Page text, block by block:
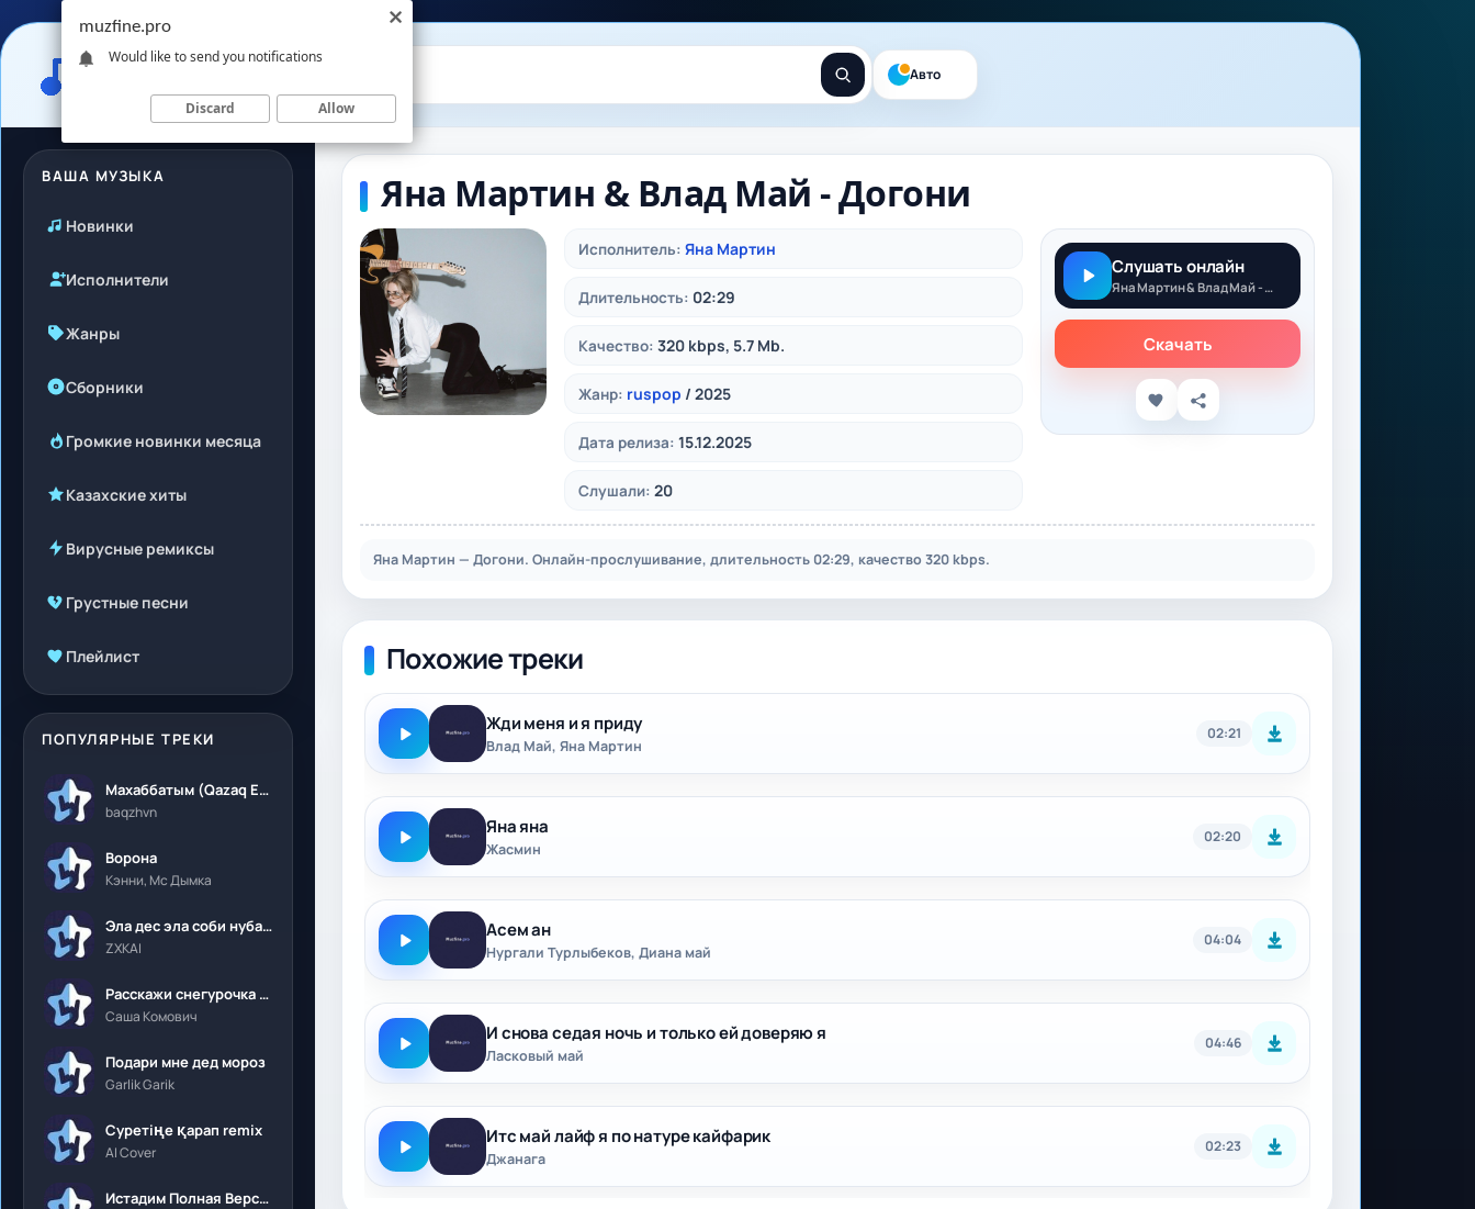
Авто
ВАША МУЗЫКА
Новинки
Исполнители
Жанры
Сборники
Громкие новинки месяца
Казахские хиты
Вирусные ремиксы
Грустные песни
Плейлист
ПОПУЛЯРНЫЕ ТРЕКИ
Махаббатым (Qazaq Edition)
baqzhvn
Ворона
Кэнни, Мс Дымка
Эла дес эла соби нубалеприсон
ZXKAI
Расскажи снегурочка где была
Саша Комович
Подари мне дед мороз
Garlik Garik
Суретіңе қарап remix
AI Cover
Истадим Полная Версия
Яна Мартин & Влад Май - Догони
Исполнитель: Яна Мартин
Длительность: 02:29
Качество: 320 kbps, 5.7 Mb.
Жанр: ruspop / 2025
Дата релиза: 15.12.2025
Слушали: 20
Слушать онлайн
Яна Мартин & Влад Май - Догони
Скачать
Яна Мартин — Догони. Онлайн-прослушивание, длительность 02:29, качество 320 kbps.
Похожие треки
Жди меня и я приду
Влад Май, Яна Мартин
02:21
Яна яна
Жасмин
02:20
Асем ан
Нургали Турлыбеков, Диана май
04:04
И снова седая ночь и только ей доверяю я
Ласковый май
04:46
Итс май лайф я по натуре кайфарик
Джанага
02:23
muzfine.pro
Would like to send you notifications
Discard Allow